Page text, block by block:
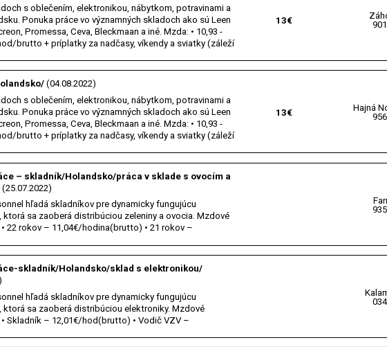
s oblečením, elektronikou, nábytkom, potravinami a
Ponuka práce vo významných skladoch ako sú Leen
Promessa, Ceva, Bleckmaan a iné. Mzda: • 10,93 -
brutto + príplatky za nadčasy, víkendy a sviatky (záleží
13€
(04.08.2022)
s oblečením, elektronikou, nábytkom, potravinami a
Ponuka práce vo významných skladoch ako sú Leen
Promessa, Ceva, Bleckmaan a iné. Mzda: • 10,93 -
brutto + príplatky za nadčasy, víkendy a sviatky (záleží
13€
Hajná
– skladník/Holandsko/práca v sklade s ovocím a
(25.07.2022)
hľadá skladníkov pre dynamicky fungujúcu
sa zaoberá distribúciou zeleniny a ovocia. Mzdové
22 rokov – 11,04€/hodina(brutto) • 21 rokov –
skladník/Holandsko/sklad s elektronikou/
hľadá skladníkov pre dynamicky fungujúcu
sa zaoberá distribúciou elektroniky. Mzdové
Skladník – 12,01€/hod(brutto) • Vodič VZV –